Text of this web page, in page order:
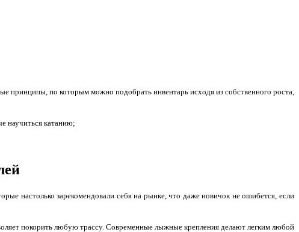
принципы, по которым можно подобрать инвентарь исходя из собственного роста,
научиться катанию;
настолько зарекомендовали себя на рынке, что даже новичок не ошибется, если
покорить любую трассу. Современные лыжные крепления делают легким любой